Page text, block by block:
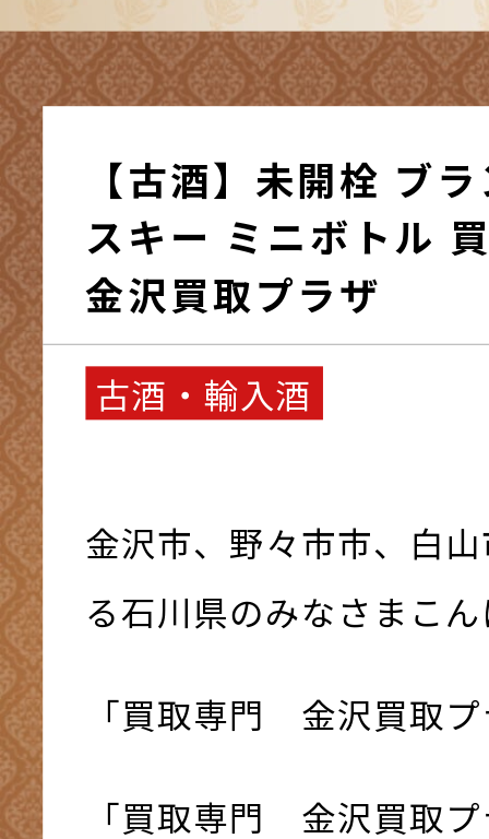
【古酒】未開栓 ブ
スキー ミニボトル
金沢買取プラザ
古酒・輸入酒
金沢市、野々市市、白
る石川県のみなさまこ
「買取専門 金沢買取
「買取専門 金沢買取